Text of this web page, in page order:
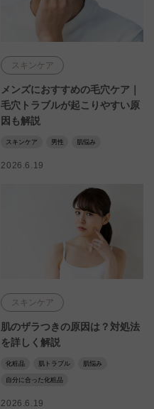
スキンケア
メンズにおすすめの毛穴ケア｜
毛穴トラブルが起こりやすい原
因も解説
スキンケア 男性 肌悩み
2026.6.19
スキンケア
肌のザラつきの原因は？対処法
を詳しく解説
化粧品 肌トラブル 肌悩み
自分に合った化粧品
2026.6.19